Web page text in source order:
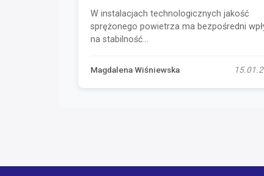
W instalacjach technologicznych jakość
sprężonego powietrza ma bezpośredni
na stabilność...
Magdalena Wiśniewska